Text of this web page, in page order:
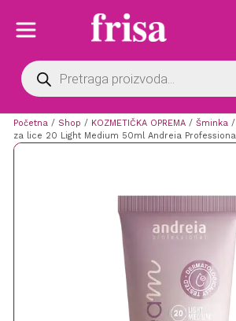
Products
search
Početna / Shop / KOZMETIČKA OPREMA/ Šminka /
za lice 20 Light Medium 50ml Andreia Professional